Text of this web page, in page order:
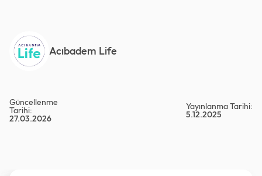
Acıbadem Life
Güncellenme
Tarihi:
27.03.2026
Yayınlanma Tarihi:
5.12.2025